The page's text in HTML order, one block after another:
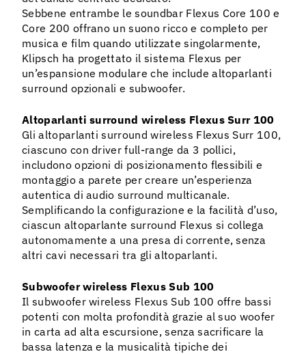
Sebbene entrambe le soundbar Flexus Core 100 e
Core 200 offrano un suono ricco e completo per
musica e film quando utilizzate singolarmente,
Klipsch ha progettato il sistema Flexus per
un’espansione modulare che include altoparlanti
surround opzionali e subwoofer.
Altoparlanti surround wireless Flexus Surr 100
Gli altoparlanti surround wireless Flexus Surr 100,
ciascuno con driver full-range da 3 pollici,
includono opzioni di posizionamento flessibili e
montaggio a parete per creare un’esperienza
autentica di audio surround multicanale.
Semplificando la configurazione e la facilità d’uso,
ciascun altoparlante surround Flexus si collega
autonomamente a una presa di corrente, senza
altri cavi necessari tra gli altoparlanti.
Subwoofer wireless Flexus Sub 100
Il subwoofer wireless Flexus Sub 100 offre bassi
potenti con molta profondità grazie al suo woofer
in carta ad alta escursione, senza sacrificare la
bassa latenza e la musicalità tipiche dei